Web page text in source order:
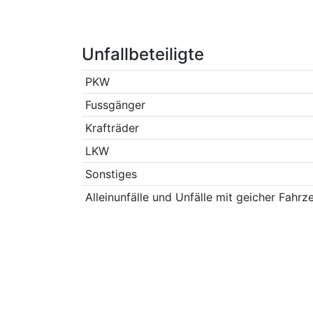
Unfallbeteiligte
PKW
Fussgänger
Krafträder
LKW
Sonstiges
Alleinunfälle und Unfälle mit geicher